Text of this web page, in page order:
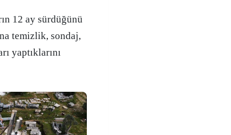
12 ay sürdüğünü
temizlik, sondaj,
yaptıklarını